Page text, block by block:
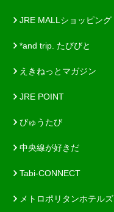
JRE MALLショッピング
*and trip. たびびと
えきねっとマガジン
JRE POINT
びゅうたび
中央線が好きだ
Tabi-CONNECT
メトロポリタンホテルズ